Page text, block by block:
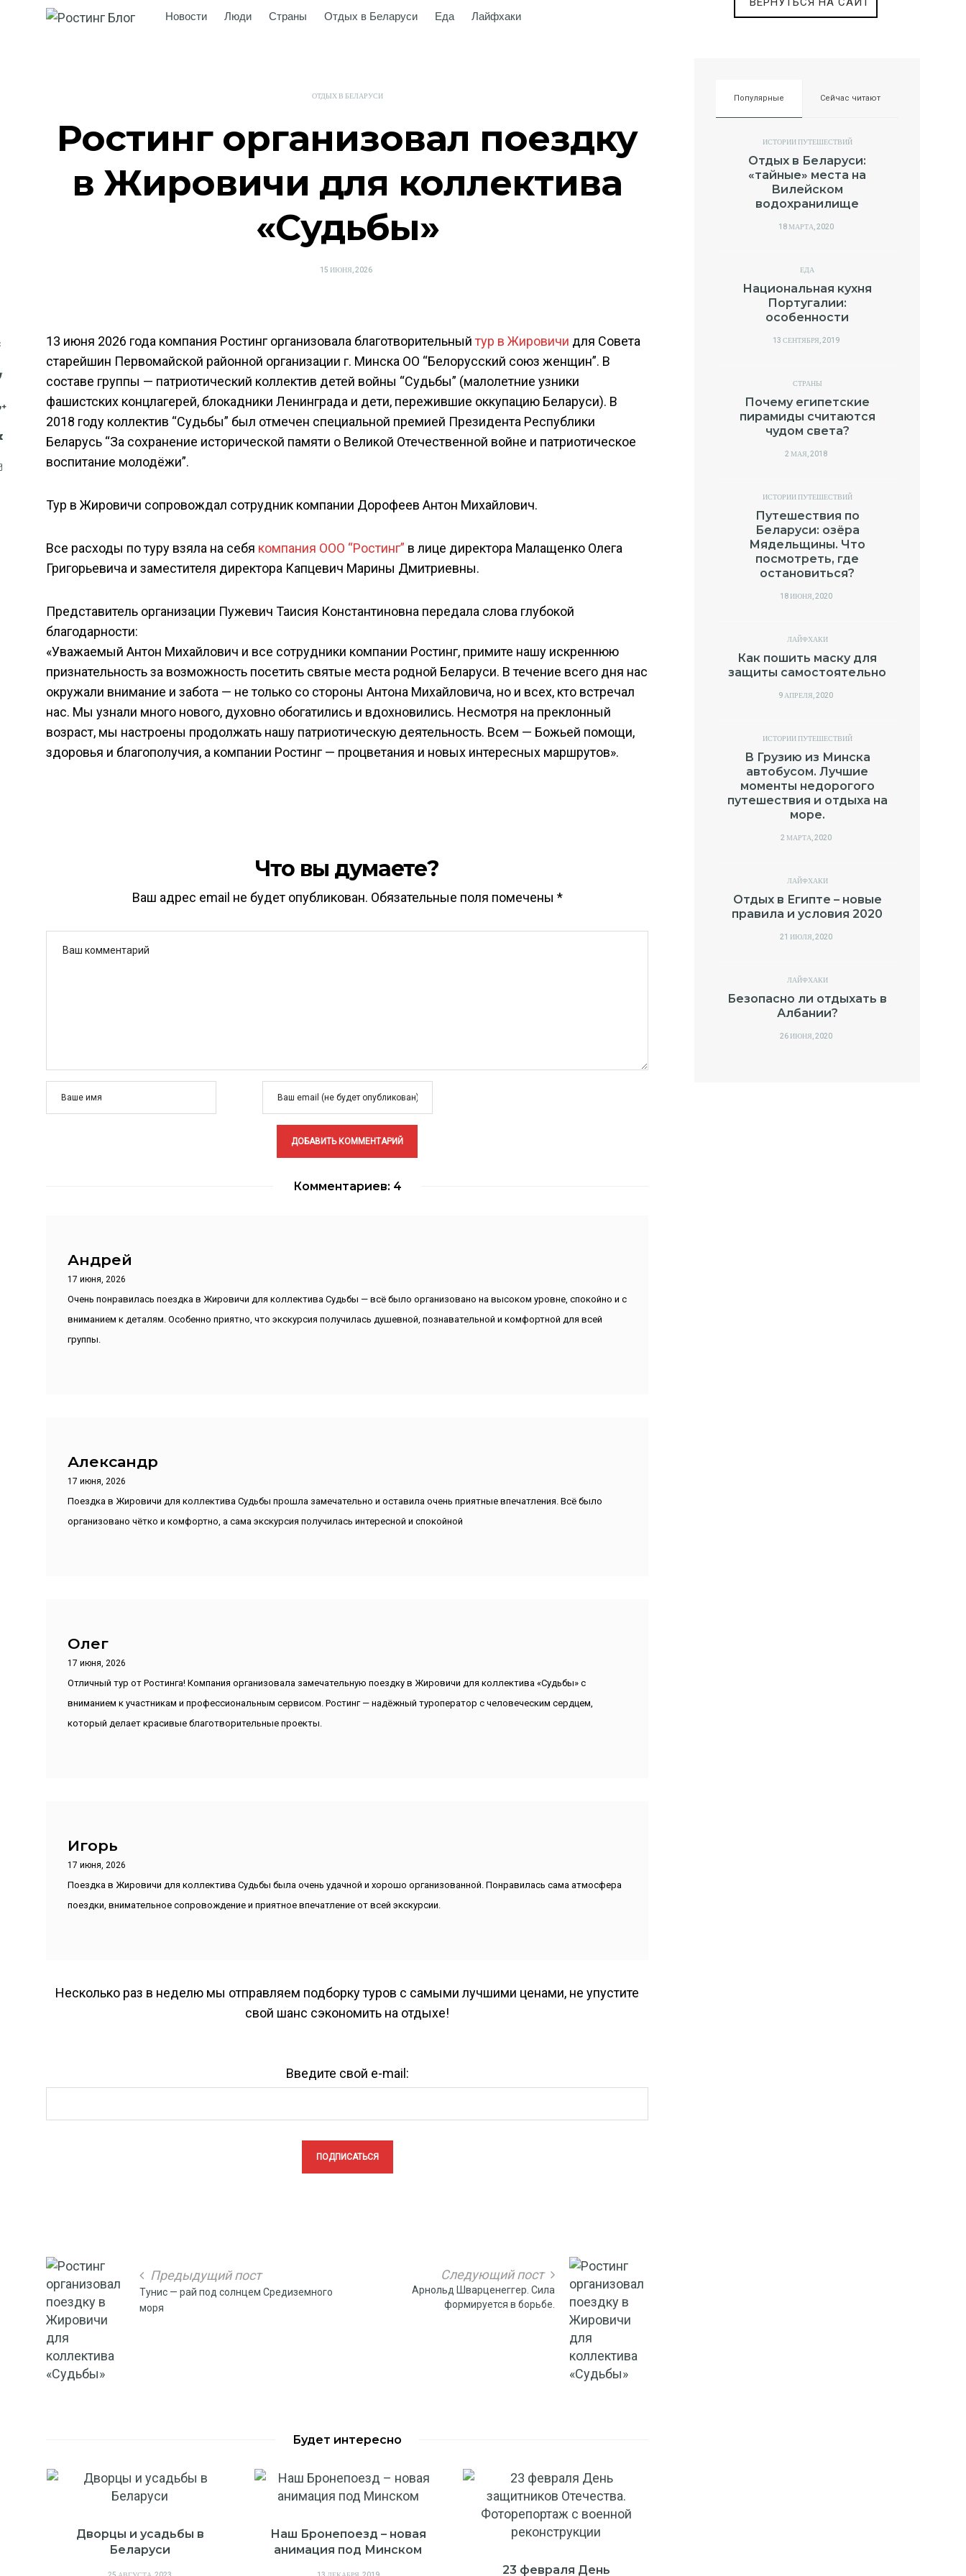
Новости Люди Страны Отдых в Беларуси Еда Лайфхаки
ОТДЫХ В БЕЛАРУСИ
Ростинг организовал поездку
в Жировичи для коллектива
«Судьбы»
POSTED
15 ИЮНЯ, 2026
13 июня 2026 года компания Ростинг организовала благотворительныйтур в Жировичи для Совета
старейшин Первомайской районной организации г. Минска ОО “Белорусский союз женщин”. В
составе группы — патриотический коллектив детей войны “Судьбы” (малолетние узники
фашистских концлагерей, блокадники Ленинграда и дети, пережившие оккупацию Беларуси). В
2018 году коллектив “Судьбы” был отмечен специальной премией Президента Республики
Беларусь “За сохранение исторической памяти о Великой Отечественной войне и патриотическое
воспитание молодёжи”.
Тур в Жировичи сопровождал сотрудник компании Дорофеев Антон Михайлович.
Все расходы по туру взяла на себя компания ООО “Ростинг” в лице директора Малащенко Олега
Григорьевича и заместителя директора Капцевич Марины Дмитриевны.
Представитель организации Пужевич Таисия Константиновна передала слова глубокой
благодарности:
«Уважаемый Антон Михайлович и все сотрудники компании Ростинг, примите нашу искреннюю
признательность за возможность посетить святые места родной Беларуси. В течение всего дня нас
окружали внимание и забота — не только со стороны Антона Михайловича, но и всех, кто встречал
нас. Мы узнали много нового, духовно обогатились и вдохновились. Несмотря на преклонный
возраст, мы настроены продолжать нашу патриотическую деятельность. Всем — Божьей помощи,
здоровья и благополучия, а компании Ростинг — процветания и новых интересных маршрутов».
Что вы думаете?
Ваш адрес email не будет опубликован. Обязательные поля помечены *
Комментариев: 4
Андрей
17 июня, 2026
Очень понравилась поездка в Жировичи для коллектива Судьбы — всё было организовано на высоком уровне, спокойно и с
вниманием к деталям. Особенно приятно, что экскурсия получилась душевной, познавательной и комфортной для всей
группы.
Александр
17 июня, 2026
Поездка в Жировичи для коллектива Судьбы прошла замечательно и оставила очень приятные впечатления. Всё было
организовано чётко и комфортно, а сама экскурсия получилась интересной и спокойной
Олег
17 июня, 2026
Отличный тур от Ростинга! Компания организовала замечательную поездку в Жировичи для коллектива «Судьбы» с
вниманием к участникам и профессиональным сервисом. Ростинг — надёжный туроператор с человеческим сердцем,
который делает красивые благотворительные проекты.
Игорь
17 июня, 2026
Поездка в Жировичи для коллектива Судьбы была очень удачной и хорошо организованной. Понравилась сама атмосфера
поездки, внимательное сопровождение и приятное впечатление от всей экскурсии.
Несколько раз в неделю мы отправляем подборку туров с самыми лучшими ценами, не упустите
свой шанс сэкономить на отдыхе!
Введите свой e-mail:
Предыдущий пост
Тунис — рай под солнцем Средиземного
моря
Следующий пост
Арнольд Шварценеггер. Сила
формируется в борьбе.
Будет интересно
Дворцы и усадьбы в
Беларуси
Наш Бронепоезд – новая
анимация под Минском
23 февраля День
Популярные Сейчас читают
ИСТОРИИ ПУТЕШЕСТВИЙ
Отдых в Беларуси:
«тайные» места на
Вилейском
водохранилище
POSTED
18 МАРТА, 2020
ЕДА
Национальная кухня
Португалии:
особенности
POSTED
13 СЕНТЯБРЯ, 2019
СТРАНЫ
Почему египетские
пирамиды считаются
чудом света?
POSTED
2 МАЯ, 2018
ИСТОРИИ ПУТЕШЕСТВИЙ
Путешествия по
Беларуси: озёра
Мядельщины. Что
посмотреть, где
остановиться?
POSTED
18 ИЮНЯ, 2020
ЛАЙФХАКИ
Как пошить маску для
защиты самостоятельно
POSTED
9 АПРЕЛЯ, 2020
ИСТОРИИ ПУТЕШЕСТВИЙ
В Грузию из Минска
автобусом. Лучшие
моменты недорогого
путешествия и отдыха на
море.
POSTED
2 МАРТА, 2020
ЛАЙФХАКИ
Отдых в Египте – новые
правила и условия 2020
POSTED
21 ИЮЛЯ, 2020
ЛАЙФХАКИ
Безопасно ли отдыхать в
Албании?
POSTED
26 ИЮНЯ, 2020